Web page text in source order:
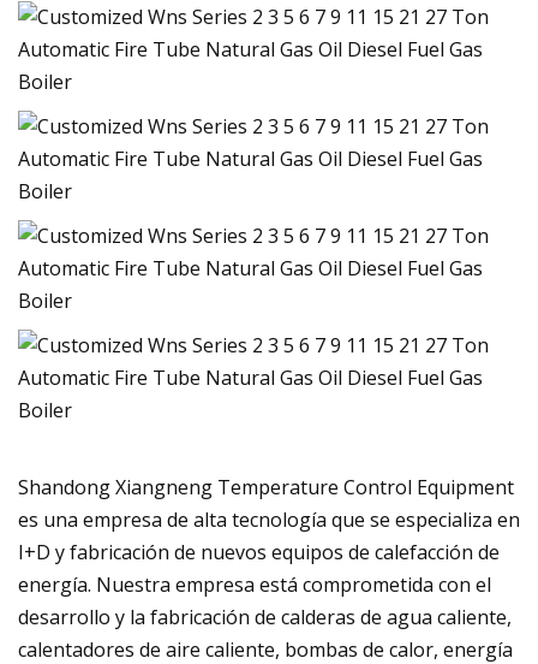
Shandong Xiangneng Temperature Control Equipment
es una empresa de alta tecnología que se especializa en
I+D y fabricación de nuevos equipos de calefacción de
energía. Nuestra empresa está comprometida con el
desarrollo y la fabricación de calderas de agua caliente,
calentadores de aire caliente, bombas de calor, energía